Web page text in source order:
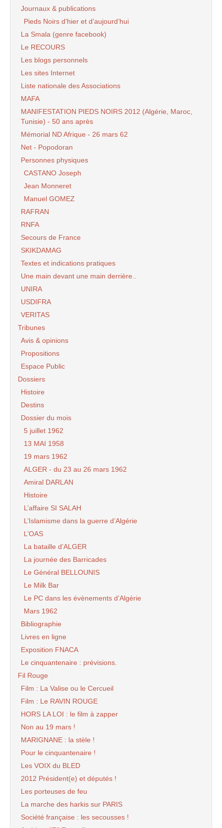
Journaux & publications
Pieds Noirs d’hier et d’aujourd’hui
La Smala (genre facebook)
Le RECOURS
Les blogs personnels
Les sites Internet
Liste nationale des Associations
MAFA
MANIFESTATION PIEDS NOIRS 2012 (Algérie, Maroc,
Tunisie) - 50 ans après
Mémorial ND Afrique - 26 mars 62
Net - Popodoran
Personnes physiques
CASTANO Joseph
Jean Monneret
Manuel GOMEZ
RAFRAN
RNFA
Secours de France
SKIKDAMAG
Textes et indications pratiques
Une main devant une main derrière..
UNIRA
USDIFRA
VERITAS
Tribunes
Avis & opinions
Propositions
Espace Public
Dossiers
Histoire
Destins
Dossier du mois
5 juillet 1962
13 MAI 1958
19 mars 1962
ALGER - du 23 au 26 mars 1962
Amiral DARLAN
Histoire
L’affaire SI SALAH
L’Islamisme dans la guerre d’Algérie
L’OAS
La bataille d’ALGER
La journée des Barricades
Le Général BELLOUNIS
Le Milk Bar
Le PC dans les évènements d’Algérie
Mars 1962
Bibliographie
Livres en ligne
Exposition FNACA
Le cinquantenaire : prévisions.
Fil Rouge
Film : La Valise ou le Cercueil
Film : Le RAVIN ROUGE
HORS LA LOI : le film à zapper
Non au 19 mars !
MARIGNANE : la stèle !
Pour le cinquantenaire !
Les VOIX du BLED
2012 Président(e) et députés !
Les porteuses de feu
La marche des harkis sur PARIS
Société française : les secousses !